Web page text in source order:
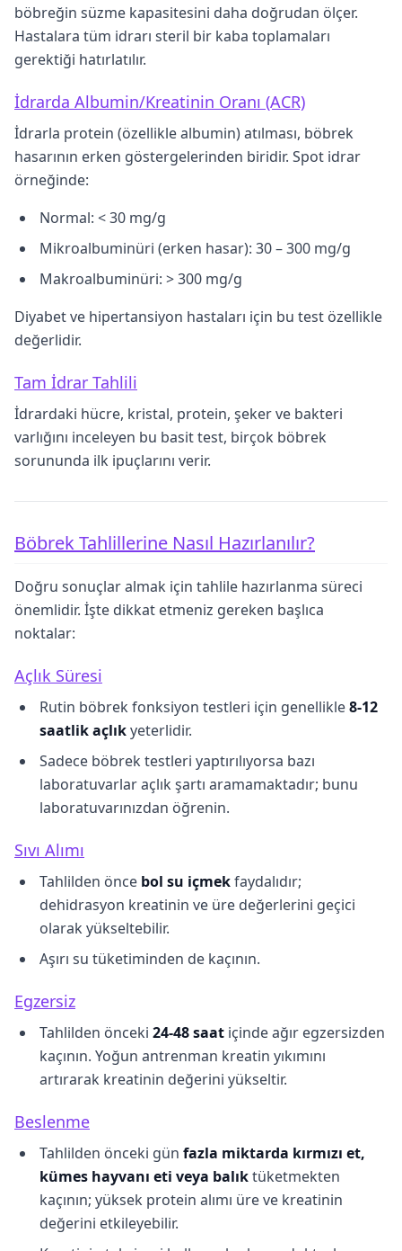
böbreğin süzme kapasitesini daha doğrudan ölçer.
Hastalara tüm idrarı steril bir kaba toplamaları
gerektiği hatırlatılır.
İdrarda Albumin/Kreatinin Oranı (ACR)
İdrarla protein (özellikle albumin) atılması, böbrek
hasarının erken göstergelerinden biridir. Spot idrar
örneğinde:
Normal: < 30 mg/g
Mikroalbuminüri (erken hasar): 30 – 300 mg/g
Makroalbuminüri: > 300 mg/g
Diyabet ve hipertansiyon hastaları için bu test özellikle
değerlidir.
Tam İdrar Tahlili
İdrardaki hücre, kristal, protein, şeker ve bakteri
varlığını inceleyen bu basit test, birçok böbrek
sorununda ilk ipuçlarını verir.
Böbrek Tahlillerine Nasıl Hazırlanılır?
Doğru sonuçlar almak için tahlile hazırlanma süreci
önemlidir. İşte dikkat etmeniz gereken başlıca
noktalar:
Açlık Süresi
Rutin böbrek fonksiyon testleri için genellikle8-12
saatlik açlıkyeterlidir.
Sadece böbrek testleri yaptırılıyorsa bazı
laboratuvarlar açlık şartı aramamaktadır; bunu
laboratuvarınızdan öğrenin.
Sıvı Alımı
Tahlilden önce bol su içmekfaydalıdır;
dehidrasyon kreatinin ve üre değerlerini geçici
olarak yükseltebilir.
Aşırı su tüketiminden de kaçının.
Egzersiz
Tahlilden önceki 24-48 saat içinde ağır egzersizden
kaçının. Yoğun antrenman kreatin yıkımını
artırarak kreatinin değerini yükseltir.
Beslenme
Tahlilden önceki gün fazla miktarda kırmızı et,
kümes hayvanı eti veya balıktüketmekten
kaçının; yüksek protein alımı üre ve kreatinin
değerini etkileyebilir.